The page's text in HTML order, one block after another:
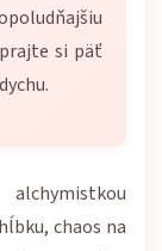
si päť
chaos na